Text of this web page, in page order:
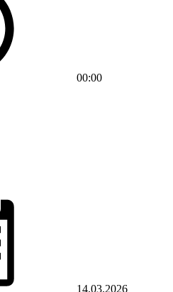
00:00
14.03.2026